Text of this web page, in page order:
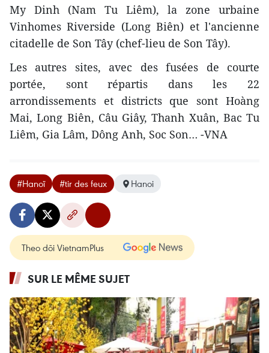
My Dinh (Nam Tu Liêm), la zone urbaine
Vinhomes Riverside (Long Biên) et l'ancienne
citadelle de Son Tây (chef-lieu de Son Tây).
Les autres sites, avec des fusées de courte
portée, sont répartis dans les 22
arrondissements et districts que sont Hoàng
Mai, Long Biên, Câu Giây, Thanh Xuân, Bac Tu
Liêm, Gia Lâm, Dông Anh, Soc Son… -VNA
#Hanoï #tir des feux Hanoi
Theo dõi VietnamPlus
SUR LE MÊME SUJET